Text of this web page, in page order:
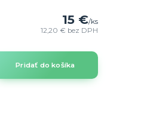
15 €/ks
12,20 € bez DPH
Pridať do košíka